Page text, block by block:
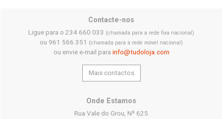
Contacte-nos
Ligue para o 234 660 033 (chamada para a rede fixa nacional)
ou 961 566 351 (chamada para a rede móvel nacional)
ou envie e-mail para info@tudoloja.com
Mais contactos
Onde Estamos
Rua Vale do Grou, Nº 625